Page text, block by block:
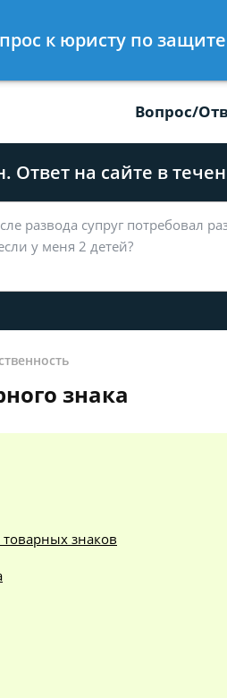
47
Вопрос/
Ответ на сайте в
знака
знаков
к юристу по